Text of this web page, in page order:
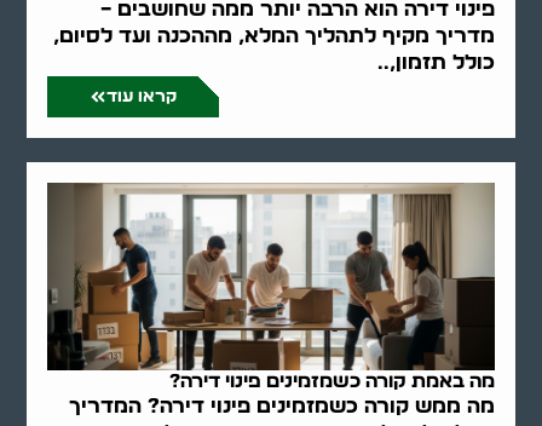
פינוי דירה הוא הרבה יותר ממה שחושבים –
מדריך מקיף לתהליך המלא, מההכנה ועד לסיום,
כולל תזמון,..
קראו עוד
מה באמת קורה כשמזמינים פינוי דירה?
מה ממש קורה כשמזמינים פינוי דירה? המדריך